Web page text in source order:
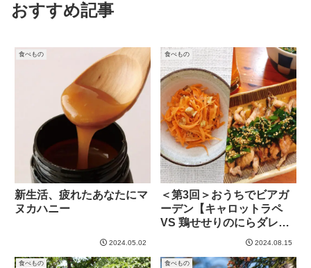
おすすめ記事
食べもの
新生活、疲れたあなたにマ
ヌカハニー
2024.05.02
食べもの
＜第3回＞おうちでビアガ
ーデン【キャロットラペ
VS 鶏せせりのにらダレが
2024.08.15
食べもの 食べもの